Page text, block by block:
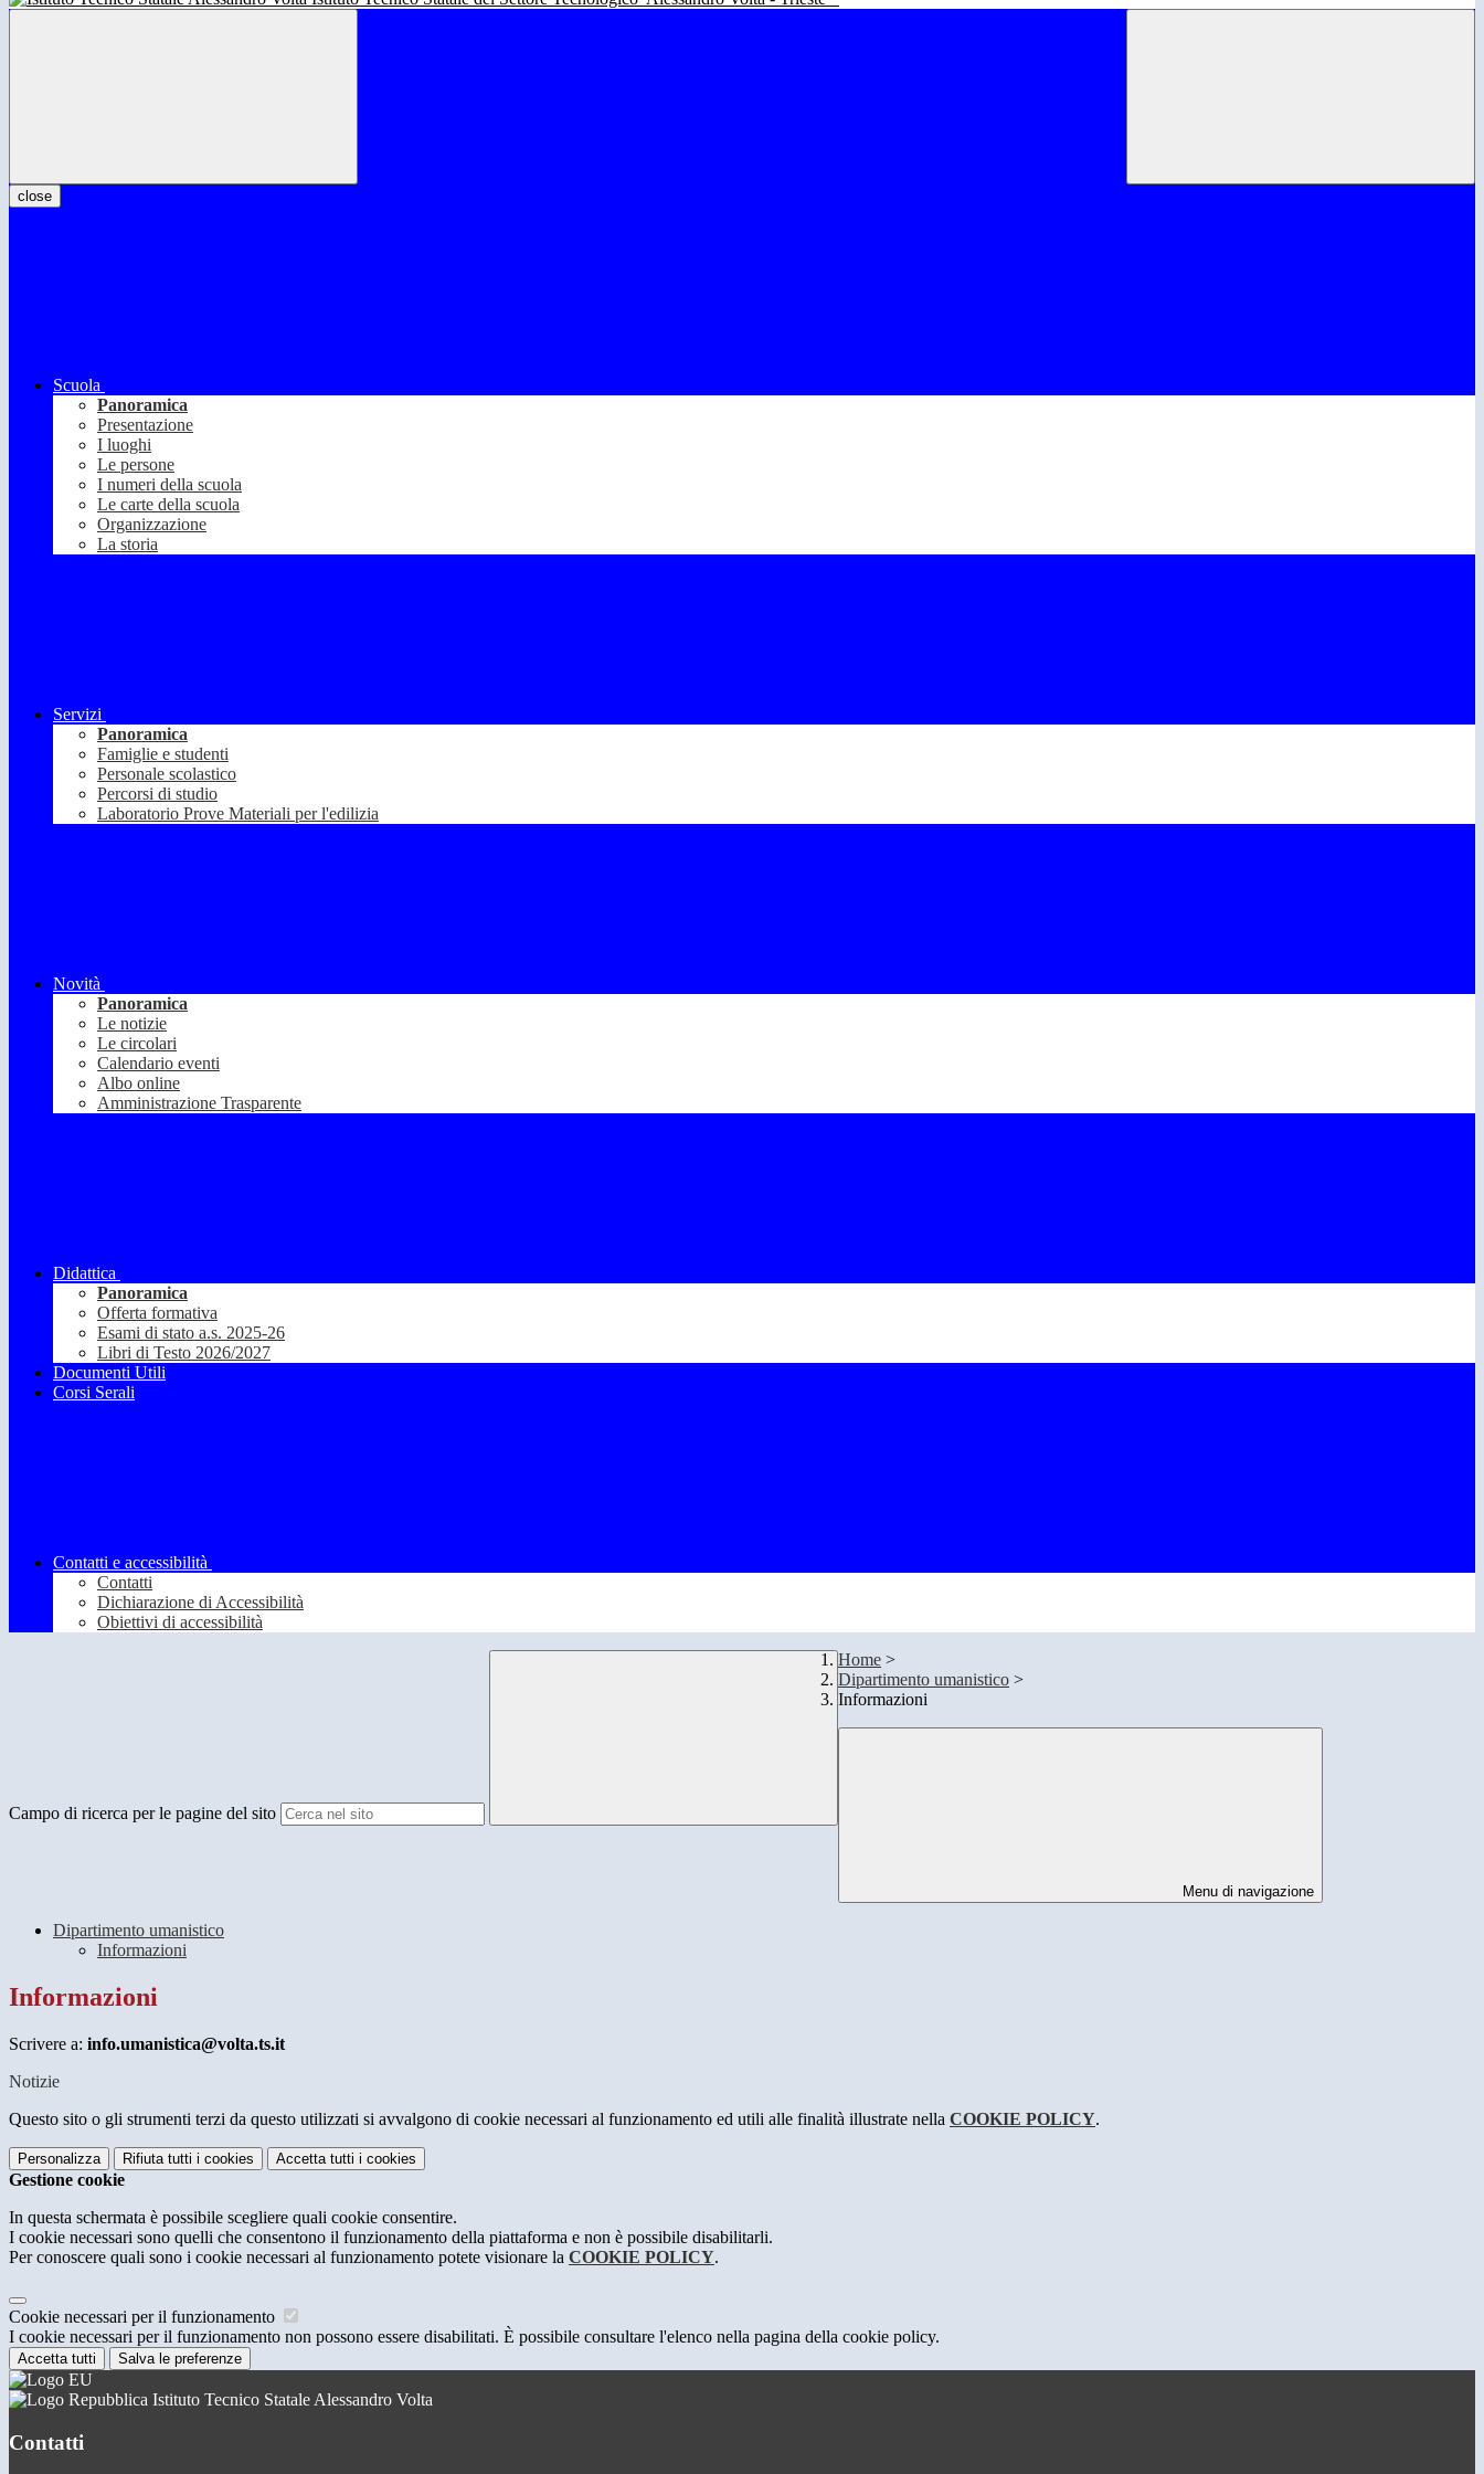
close
Scuola
Panoramica
Presentazione
I luoghi
Le persone
I numeri della scuola
Le carte della scuola
Organizzazione
La storia
Servizi
Panoramica
Famiglie e studenti
Personale scolastico
Percorsi di studio
Laboratorio Prove Materiali per l'edilizia
Novità
Panoramica
Le notizie
Le circolari
Calendario eventi
Albo online
Amministrazione Trasparente
Didattica
Panoramica
Offerta formativa
Esami di stato a.s. 2025-26
Libri di Testo 2026/2027
Documenti Utili
Corsi Serali
Contatti e accessibilità
Contatti
Dichiarazione di Accessibilità
Obiettivi di accessibilità
Campo di ricerca per le pagine del sito
Home >
Dipartimento umanistico >
Informazioni
Menu di navigazione
Dipartimento umanistico
Informazioni
Informazioni
Scrivere a: info.umanistica@volta.ts.it
Notizie
Questo sito o gli strumenti terzi da questo utilizzati si avvalgono di cookie necessari al funzionamento ed utili alle finalità illustrate nella COOKIE POLICY.
Personalizza Rifiuta tutti i cookies Accetta tutti i cookies
Gestione cookie
In questa schermata è possibile scegliere quali cookie consentire.
I cookie necessari sono quelli che consentono il funzionamento della piattaforma e non è possibile disabilitarli.
Per conoscere quali sono i cookie necessari al funzionamento potete visionare la COOKIE POLICY.
Cookie necessari per il funzionamento
I cookie necessari per il funzionamento non possono essere disabilitati. È possibile consultare l'elenco nella pagina della cookie policy.
Accetta tutti Salva le preferenze
Istituto Tecnico Statale Alessandro Volta
Contatti